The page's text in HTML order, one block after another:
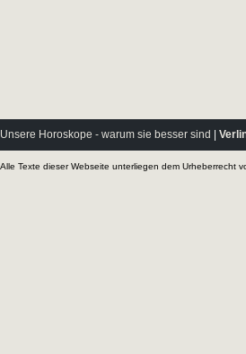
Unsere Horoskope - warum sie besser sind
Alle Texte dieser Webseite unterliegen dem Urheberrecht